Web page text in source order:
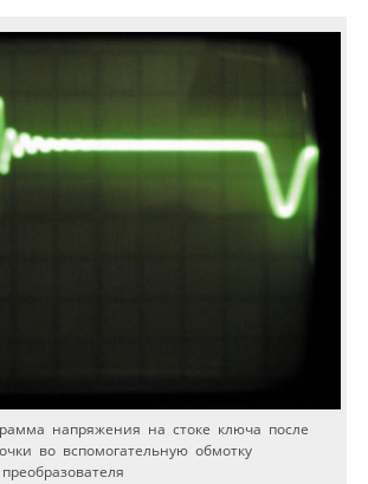
напряжения на стоке ключа после
во вспомогательную обмотку